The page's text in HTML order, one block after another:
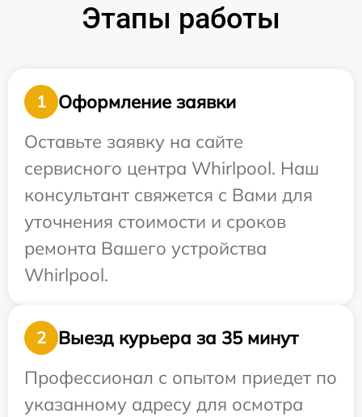
Этапы работы
1
Оформление заявки
Оставьте заявку на сайте
сервисного центра Whirlpool. Наш
консультант свяжется с Вами для
уточнения стоимости и сроков
ремонта Вашего устройства
Whirlpool.
2
Выезд курьера за 35 минут
Профессионал с опытом приедет по
указанному адресу для осмотра